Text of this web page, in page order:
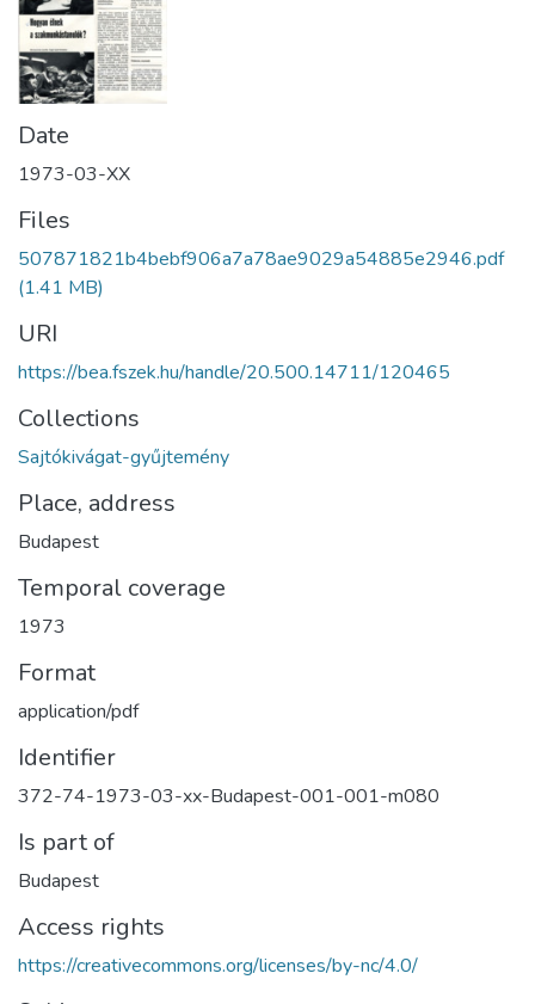
Date
1973-03-XX
Files
507871821b4bebf906a7a78ae9029a54885e2946.pdf
(1.41 MB)
URI
https://bea.fszek.hu/handle/20.500.14711/120465
Collections
Sajtókivágat-gyűjtemény
Place, address
Budapest
Temporal coverage
1973
Format
application/pdf
Identifier
372-74-1973-03-xx-Budapest-001-001-m080
Is part of
Budapest
Access rights
https://creativecommons.org/licenses/by-nc/4.0/